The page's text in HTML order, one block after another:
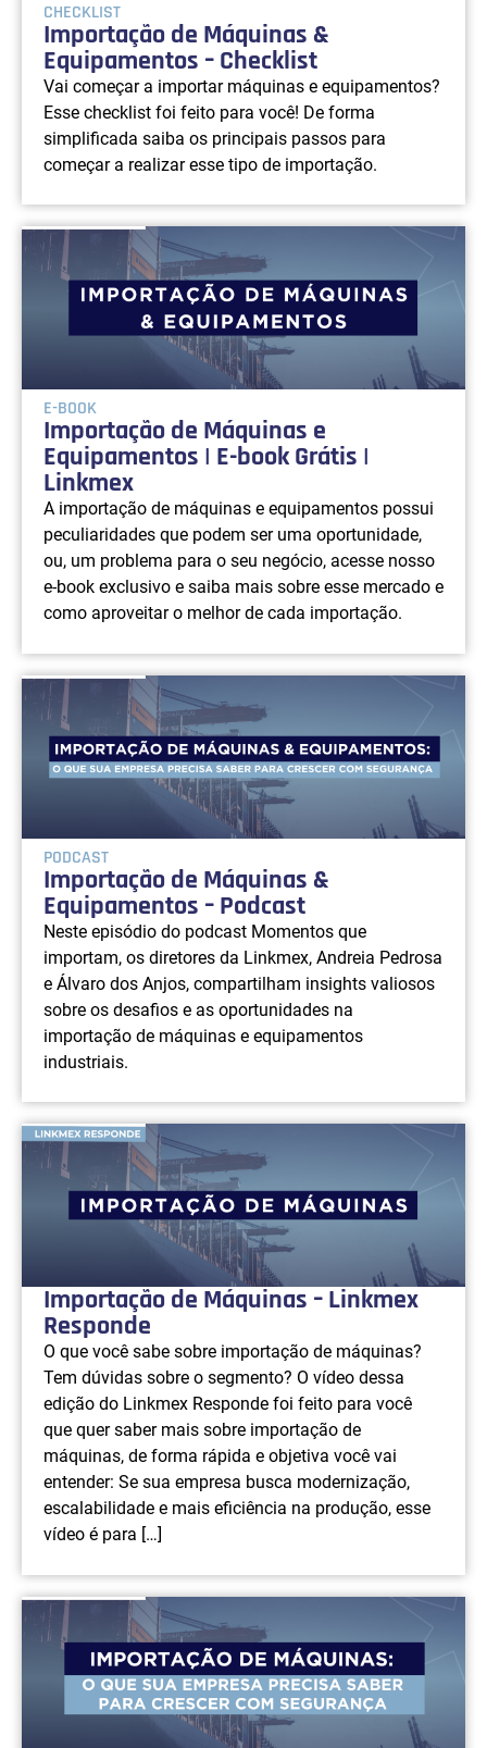
CHECKLIST
Importação de Máquinas &
Equipamentos – Checklist
Vai começar a importar máquinas e equipamentos?
Esse checklist foi feito para você! De forma
simplificada saiba os principais passos para
começar a realizar esse tipo de importação.
E-BOOK
Importação de Máquinas e
Equipamentos | E-book Grátis |
Linkmex
A importação de máquinas e equipamentos possui
peculiaridades que podem ser uma oportunidade,
ou, um problema para o seu negócio, acesse nosso
e-book exclusivo e saiba mais sobre esse mercado e
como aproveitar o melhor de cada importação.
PODCAST
Importação de Máquinas &
Equipamentos – Podcast
Neste episódio do podcast Momentos que
importam, os diretores da Linkmex, Andreia Pedrosa
e Álvaro dos Anjos, compartilham insights valiosos
sobre os desafios e as oportunidades na
importação de máquinas e equipamentos
industriais.
Importação de Máquinas – Linkmex
Responde
O que você sabe sobre importação de máquinas?
Tem dúvidas sobre o segmento? O vídeo dessa
edição do Linkmex Responde foi feito para você
que quer saber mais sobre importação de
máquinas, de forma rápida e objetiva você vai
entender: Se sua empresa busca modernização,
escalabilidade e mais eficiência na produção, esse
vídeo é para […]